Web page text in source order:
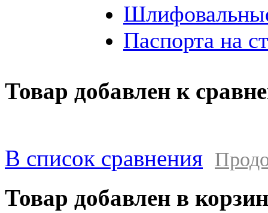
Паспорта на
Товар добавлен к
В список сравнения
Товар добавлен в